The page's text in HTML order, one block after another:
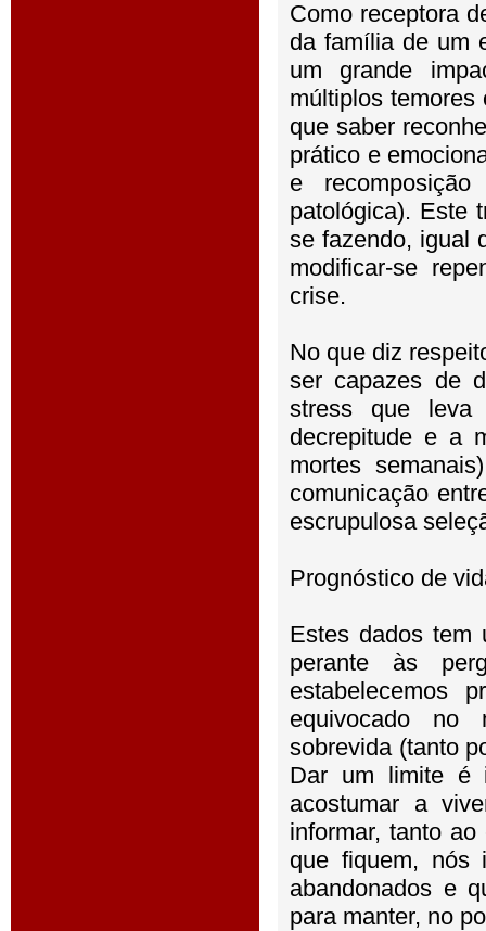
Como receptora
da família de um
um grande
múltiplos
que saber
prático e
e
patológica). Este
se fazendo, igual
modificar-se
crise.
No que diz
ser capazes de
stress que leva
decrepitude e a
mortes
comunicação
escrupulosa
Prognóstico de
Estes dados tem
perante às
estabelecemos
equivocado no
sobrevida (tanto
Dar um limite é
acostumar a
informar, tanto
que fiquem, nós
abandonados e
para manter, no